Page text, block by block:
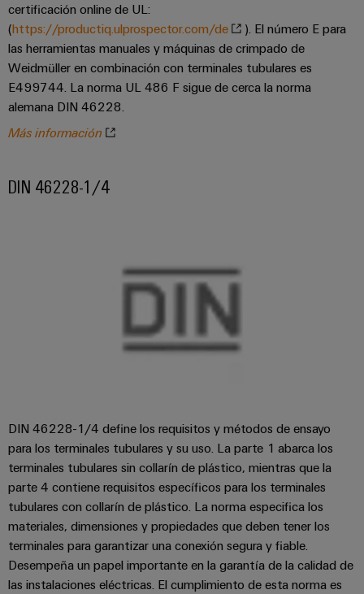
certificación online de UL:
(https://productiq.ulprospector.com/de
). El número E para
las herramientas manuales y máquinas de crimpado de
Weidmüller en combinación con terminales tubulares es
E499744. La norma UL 486 F sigue de cerca la norma
alemana DIN 46228.
Más información
DIN 46228-1/4
DIN 46228-1/4 define los requisitos y métodos de ensayo
para los terminales tubulares y su uso. La parte 1 abarca los
terminales tubulares sin collarín de plástico, mientras que la
parte 4 contiene requisitos específicos para los terminales
tubulares con collarín de plástico. La norma especifica los
materiales, dimensiones y propiedades que deben tener los
terminales para garantizar una conexión segura y fiable.
Desempeña un papel importante en la garantía de la calidad de
las instalaciones eléctricas. El cumplimiento de esta norma es